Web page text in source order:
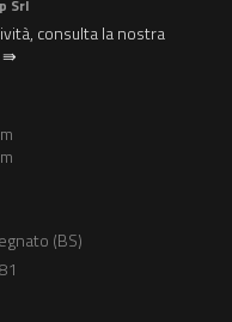
Srl
consulta la nostra
⇛
(BS)